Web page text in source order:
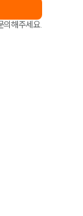
의해주세요.